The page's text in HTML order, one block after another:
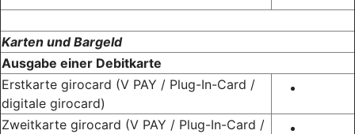
Karten und Bargeld
Ausgabe einer Debitkarte
Erstkarte girocard (V PAY / Plug-In-Card /
digitale girocard)
Zweitkarte girocard (V PAY / Plug-In-Card /